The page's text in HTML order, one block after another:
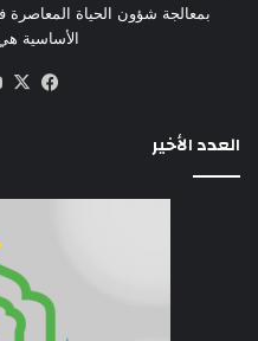
بمعالجة شؤون الحياة المعاصرة
الأساسية
العدد الأخير